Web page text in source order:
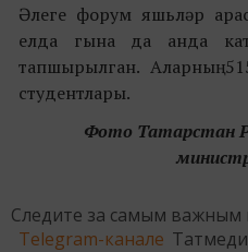
Әлеге форум яшьләр
елда гына да анда
тапшырылган. Аларның
студентлары.
Фото Татарстан
Следите за самым важным
Telegram-канале